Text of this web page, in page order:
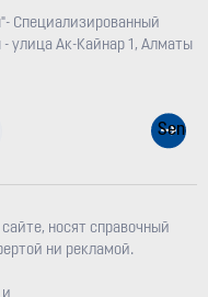
Специализированный
улица Ак-Кайнар 1, Алматы
носят справочный
ни рекламой.